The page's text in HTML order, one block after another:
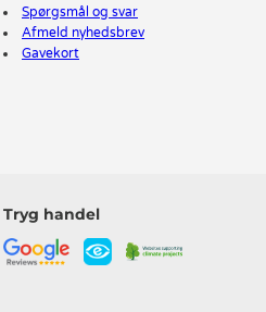
Spørgsmål og svar
Afmeld nyhedsbrev
Gavekort
Tryg handel